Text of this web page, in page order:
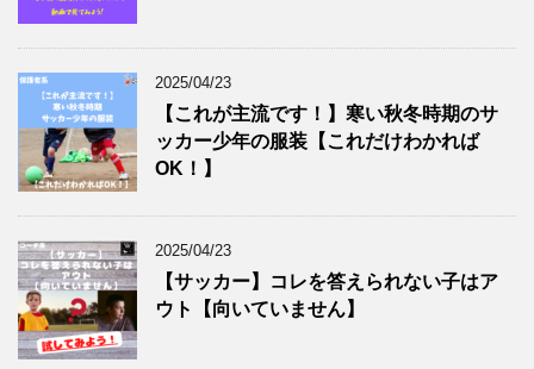
2025/04/23
【これが主流です！】寒い秋冬時期のサ
ッカー少年の服装【これだけわかれば
OK！】
2025/04/23
【サッカー】コレを答えられない子はア
ウト【向いていません】